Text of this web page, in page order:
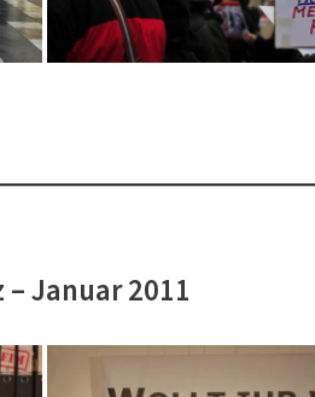
Januar 2011